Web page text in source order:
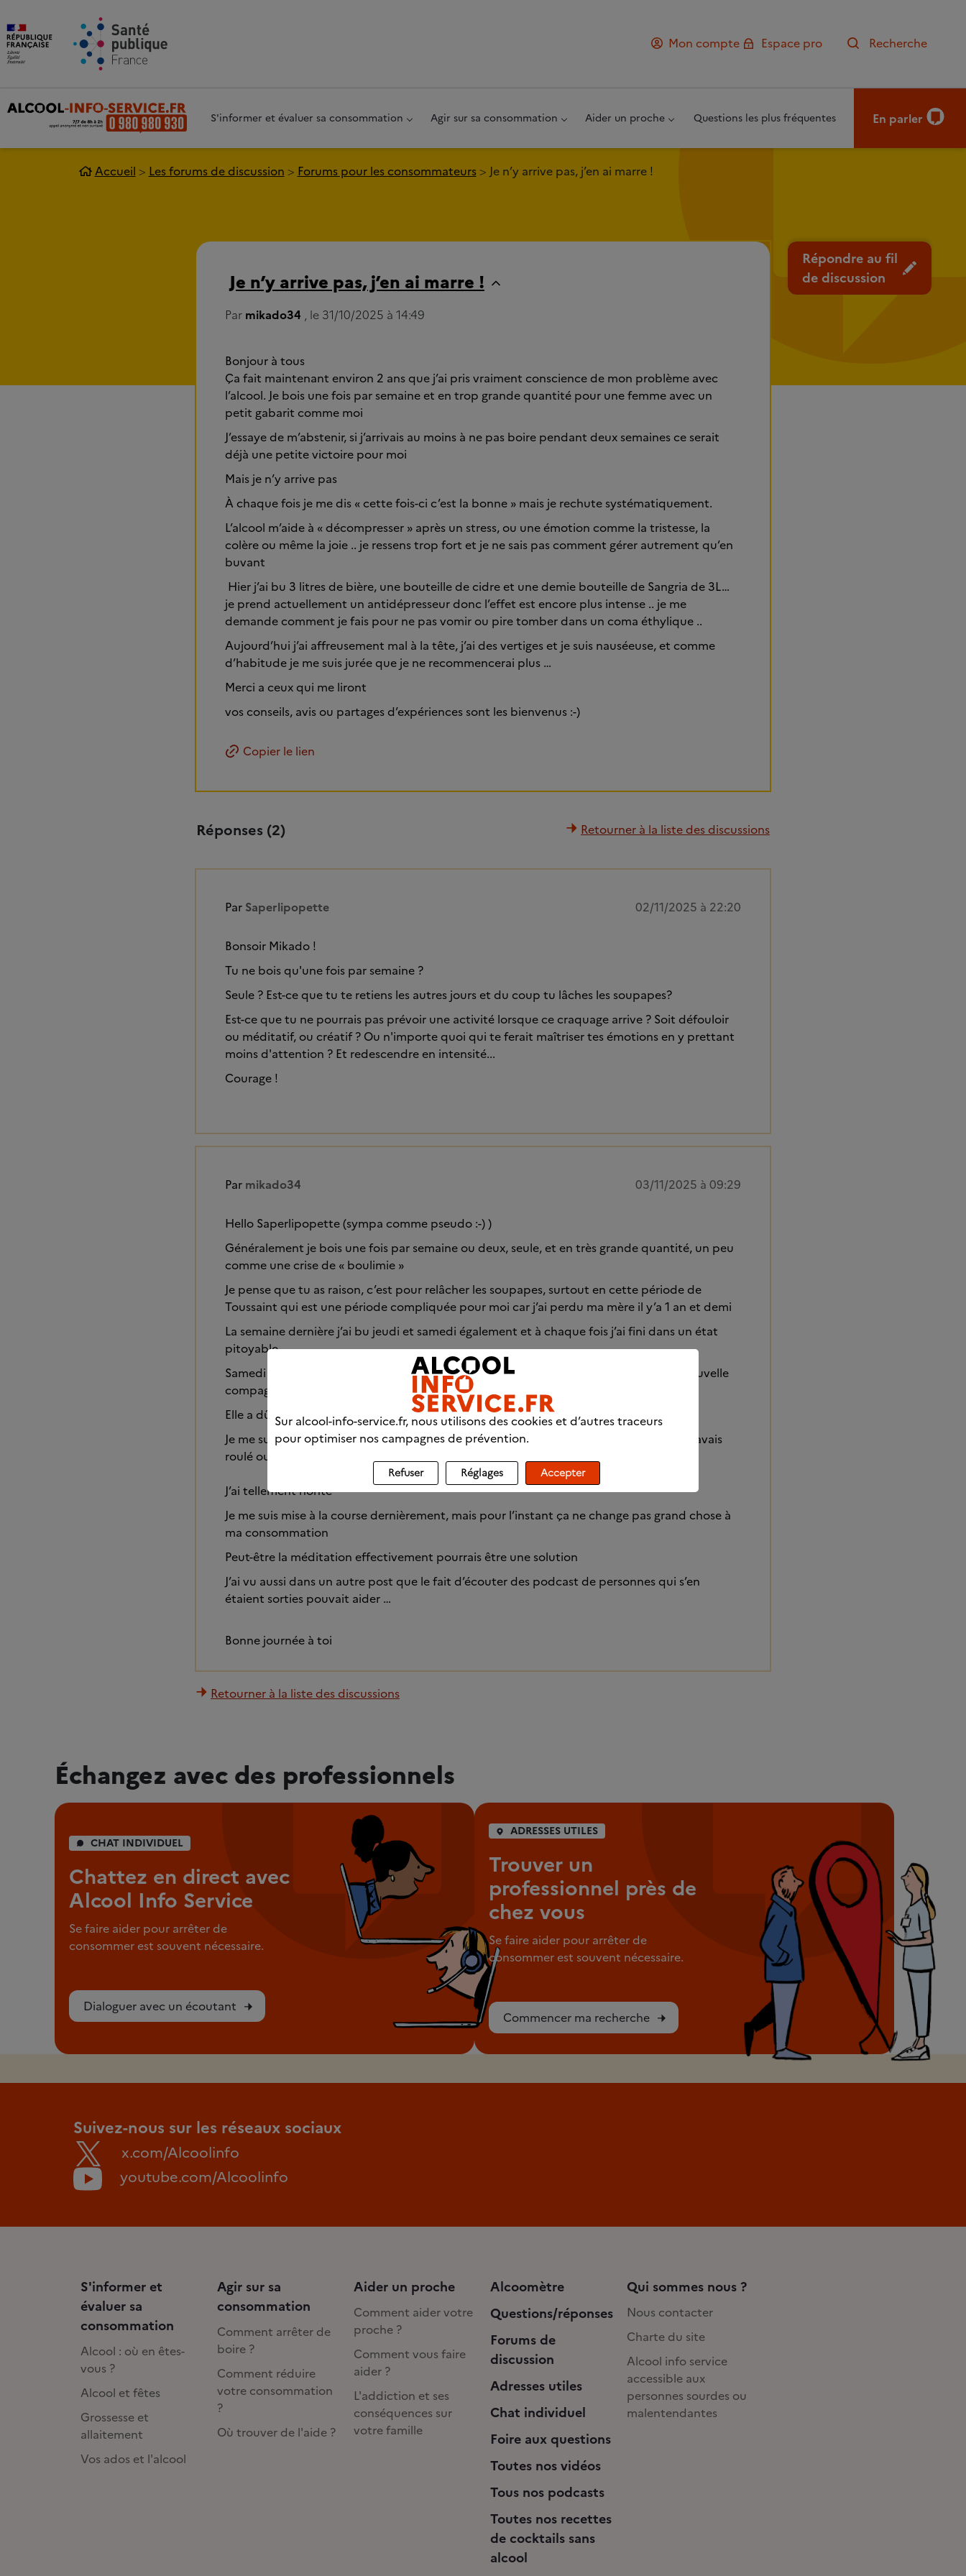
Mon compte
Espace pro Recherche
S'informer et évaluer sa consommation Agir sur sa consommation Aider un proche Questions les plus fréquentes En parler
Accueil Les forums de discussion Forums pour les consommateurs Je n’y arrive pas, j’en ai marre !
Répondre au fil
de discussion
Je n’y arrive pas, j’en ai marre !
Par mikado34 , le 31/10/2025 à 14:49
Bonjour à tous
Ça fait maintenant environ 2 ans que j’ai pris vraiment conscience de mon problème avec
l’alcool. Je bois une fois par semaine et en trop grande quantité pour une femme avec un
petit gabarit comme moi
J’essaye de m’abstenir, si j’arrivais au moins à ne pas boire pendant deux semaines ce serait
déjà une petite victoire pour moi
Mais je n’y arrive pas
À chaque fois je me dis « cette fois-ci c’est la bonne » mais je rechute systématiquement.
L’alcool m’aide à « décompresser » après un stress, ou une émotion comme la tristesse, la
colère ou même la joie .. je ressens trop fort et je ne sais pas comment gérer autrement qu’en
buvant
Hier j’ai bu 3 litres de bière, une bouteille de cidre et une demie bouteille de Sangria de 3L…
je prend actuellement un antidépresseur donc l’effet est encore plus intense .. je me
demande comment je fais pour ne pas vomir ou pire tomber dans un coma éthylique ..
Aujourd’hui j’ai affreusement mal à la tête, j’ai des vertiges et je suis nauséeuse, et comme
d’habitude je me suis jurée que je ne recommencerai plus …
Merci a ceux qui me liront
vos conseils, avis ou partages d’expériences sont les bienvenus :-)
Copier le lien
Réponses (2) Retourner à la liste des discussions
Par Saperlipopette 02/11/2025 à 22:20
Bonsoir Mikado !
Tu ne bois qu'une fois par semaine ?
Seule ? Est-ce que tu te retiens les autres jours et du coup tu lâches les soupapes?
Est-ce que tu ne pourrais pas prévoir une activité lorsque ce craquage arrive ? Soit défouloir
ou méditatif, ou créatif ? Ou n'importe quoi qui te ferait maîtriser tes émotions en y prettant
moins d'attention ? Et redescendre en intensité...
Courage !
Par mikado34 03/11/2025 à 09:29
Hello Saperlipopette (sympa comme pseudo :-) )
Généralement je bois une fois par semaine ou deux, seule, et en très grande quantité, un peu
comme une crise de « boulimie »
Je pense que tu as raison, c’est pour relâcher les soupapes, surtout en cette période de
Toussaint qui est une période compliquée pour moi car j’ai perdu ma mère il y’a 1 an et demi
La semaine dernière j’ai bu jeudi et samedi également et à chaque fois j’ai fini dans un état
pitoyable
Samedi j’étais invitée chez mon beau-père où j’ai rencontré pour la première fois sa nouvelle
compagne
Elle a dû me ramener chez moi je ne m’en souviens même plus
Je me suis levée dimanche matin en voyant ma voiture au garage sans me souvenir si j’avais
roulé ou si on m’avait ramené !
J’ai tellement honte
Je me suis mise à la course dernièrement, mais pour l’instant ça ne change pas grand chose à
ma consommation
Peut-être la méditation effectivement pourrais être une solution
J’ai vu aussi dans un autre post que le fait d’écouter des podcast de personnes qui s’en
étaient sorties pouvait aider …
Bonne journée à toi
Retourner à la liste des discussions
Échangez avec des professionnels
CHAT INDIVIDUEL
Chattez en direct avec
Alcool Info Service
Se faire aider pour arrêter de
consommer est souvent nécessaire.
Dialoguer avec un écoutant
ADRESSES UTILES
Trouver un
professionnel près de
chez vous
Se faire aider pour arrêter de
consommer est souvent nécessaire.
Commencer ma recherche
Suivez-nous sur les réseaux sociaux
x.com/Alcoolinfo
youtube.com/Alcoolinfo
S'informer et
évaluer sa
consommation
Alcool : où en êtes-
vous ?
Alcool et fêtes
Grossesse et
allaitement
Vos ados et l'alcool
Agir sur sa
consommation
Comment arrêter de
boire ?
Comment réduire
votre consommation
?
Où trouver de l'aide ?
Aider un proche
Comment aider votre
proche ?
Comment vous faire
aider ?
L'addiction et ses
conséquences sur
votre famille
Alcoomètre
Questions/réponses
Forums de
discussion
Adresses utiles
Chat individuel
Foire aux questions
Toutes nos vidéos
Tous nos podcasts
Toutes nos recettes
de cocktails sans
alcool
Qui sommes nous ?
Nous contacter
Charte du site
Alcool info service
accessible aux
personnes sourdes ou
malentendantes
Sur alcool-info-service.fr, nous utilisons des cookies et d’autres traceurs
pour optimiser nos campagnes de prévention.
Refuser Réglages Accepter